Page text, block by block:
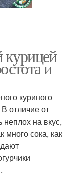
курицей
и
куриного
отличие от
на вкус,
много сока, как